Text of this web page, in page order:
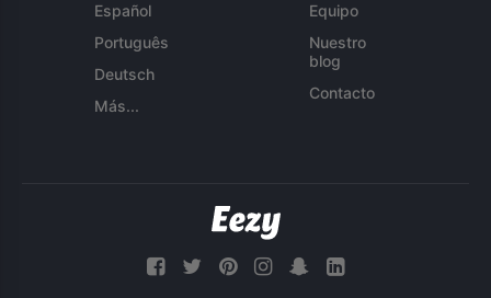
Español
Português
Deutsch
Más...
Equipo
Nuestro
blog
Contacto